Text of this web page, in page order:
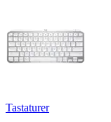
Tastaturer